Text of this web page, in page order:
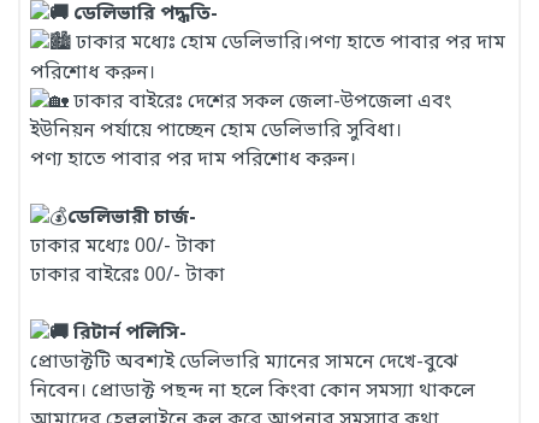
ডেলিভারি পদ্ধতি-
ঢাকার মধ্যেঃ হোম ডেলিভারি।পণ্য হাতে পাবার পর দাম
পরিশোধ করুন।
ঢাকার বাইরেঃ দেশের সকল জেলা-উপজেলা এবং
ইউনিয়ন পর্যায়ে পাচ্ছেন হোম ডেলিভারি সুবিধা।
পণ্য হাতে পাবার পর দাম পরিশোধ করুন।
ডেলিভারী চার্জ-
ঢাকার মধ্যেঃ 00/- টাকা
ঢাকার বাইরেঃ 00/- টাকা
রিটার্ন পলিসি-
প্রোডাক্টটি অবশ্যই ডেলিভারি ম্যানের সামনে দেখে-বুঝে
নিবেন। প্রোডাক্ট পছন্দ না হলে কিংবা কোন সমস্যা থাকলে